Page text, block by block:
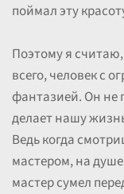
поймал эту
Поэтому я
всего, человек с
фантазией. Он не
делает нашу
Ведь когда
мастером, на
мастер сумел